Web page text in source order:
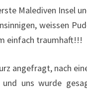
Malediven Insel
weissen
einfach traumhaft!!!
angefragt, nach
uns wurde